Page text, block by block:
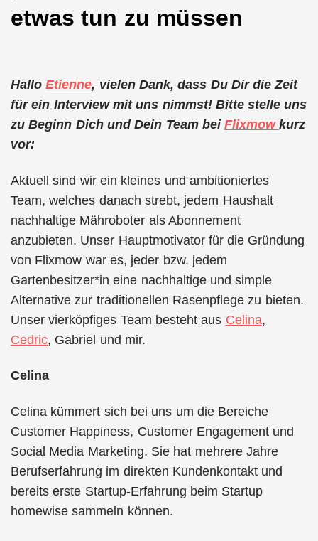
etwas tun zu müssen
HalloEtienne, vielen Dank, dass Du Dir die Zeit
für ein Interview mit uns nimmst! Bitte stelle uns
zu Beginn Dich und Dein Team beiFlixmowkurz
vor:
Aktuell sind wir ein kleines und ambitioniertes
Team, welches danach strebt, jedem Haushalt
nachhaltige Mähroboter als Abonnement
anzubieten. Unser Hauptmotivator für die Gründung
von Flixmow war es, jeder bzw. jedem
Gartenbesitzer*in eine nachhaltige und simple
Alternative zur traditionellen Rasenpflege zu bieten.
Unser vierköpfiges Team besteht aus Celina,
Cedric, Gabriel und mir.
Celina
Celina kümmert sich bei uns um die Bereiche
Customer Happiness, Customer Engagement und
Social Media Marketing. Sie hat mehrere Jahre
Berufserfahrung im direkten Kundenkontakt und
bereits erste Startup-Erfahrung beim Startup
homewise sammeln können.